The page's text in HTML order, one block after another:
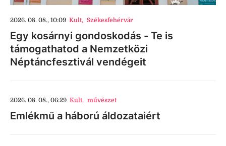
2026. 08. 08., 10:09 Kult, Székesfehérvár
Egy kosárnyi gondoskodás - Te is
támogathatod a Nemzetközi
Néptáncfesztivál vendégeit
2026. 08. 08., 06:29 Kult, művészet
Emlékmű a háború áldozataiért